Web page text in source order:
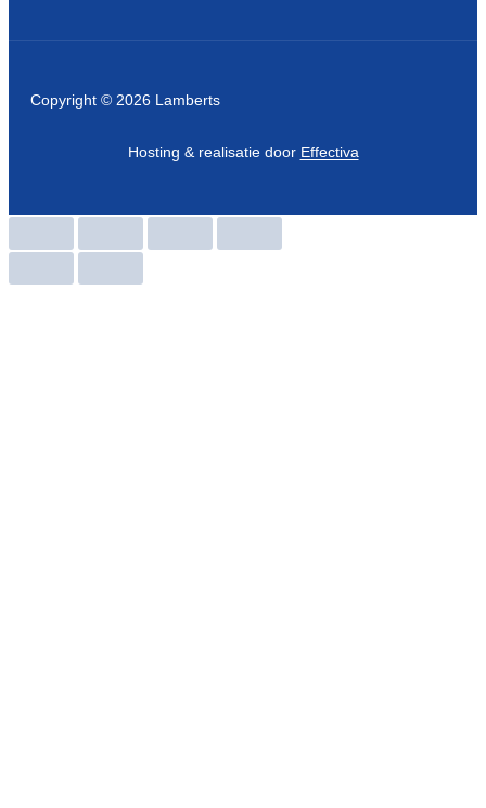
Copyright © 2026 Lamberts
Hosting & realisatie door Effectiva